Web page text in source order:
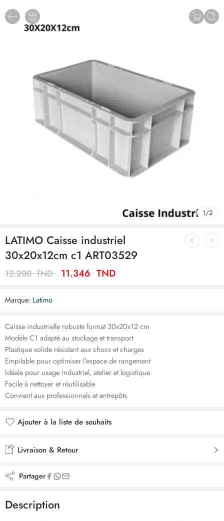
1/2
LATIMO Caisse industriel
30x20x12cm c1 ART03529
12.200TND 11.346 TND
Marque: Latimo
Caisse industrielle robuste format 30x20x12 cm
Modèle C1 adapté au stockage et transport
Plastique solide résistant aux chocs et charges
Empilable pour optimiser l’espace de rangement
Idéale pour usage industriel, atelier et logistique
Facile à nettoyer et réutilisable
Convient aux professionnels et entrepôts
Ajouter à la liste de souhaits
Livraison & Retour
Partager
Description